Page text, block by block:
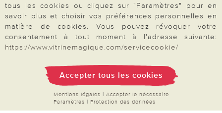
Droit de rétractation
Rétractation
Paiement & Livraison
tous les cookies ou cliquez sur "Paramètres" pour en
savoir plus et choisir vos préférences personnelles en
matière de cookies. Vous pouvez révoquer votre
consentement à tout moment à l'adresse suivante:
https://www.vitrinemagique.com/servicecookie/
Accepter tous les cookies
Mentions légales | Accepter le nécessaire
Paramètres | Protection des données